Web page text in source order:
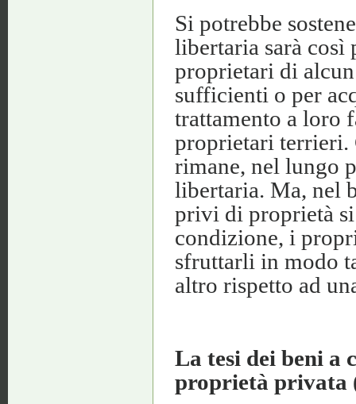
Si potrebbe
libertaria sarà così
proprietari di
sufficienti o per
trattamento a loro
proprietari terrieri.
rimane, nel lungo
libertaria. Ma, nel
privi di proprietà
condizione, i
sfruttarli in modo
altro rispetto ad
La tesi dei beni a
proprietà privata